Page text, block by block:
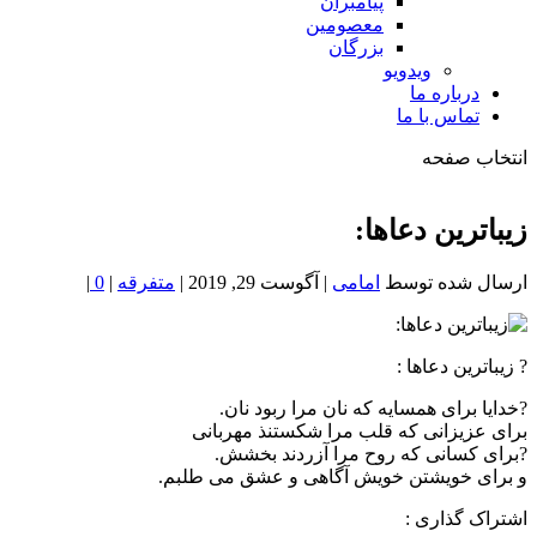
معصومین
بزرگان
ویدویو
درباره ما
تماس با ما
انتخاب صفحه
خون
شمال
زیباترین دعاها:
ارسال شده توسط امامی | آگوست 29, 2019 | متفرقه |
0
|
? زیباترین دعاها :
?خدایا برای همسایه که نان مرا ربود نان.
برای عزیزانی که قلب مرا شکستنذ مهربانی
?برای کسانی که روح مرا آزردند بخشش.
و برای خویشتن خویش آگاهی و عشق می طلبم.
اشتراک گذاری :